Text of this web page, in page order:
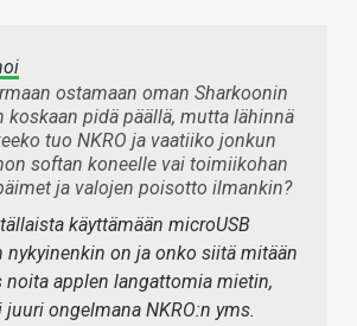
ostamaan oman Sharkoonin
koskaan pidä päällä, mutta lähinnä
tuo NKRO ja vaatiiko jonkun
softan koneelle vai toimiikohan
ja valojen poisotto ilmankin?
käyttämään microUSB
nykyinenkin on ja onko siitä mitään
noita applen langattomia mietin,
ongelmana NKRO:n yms.